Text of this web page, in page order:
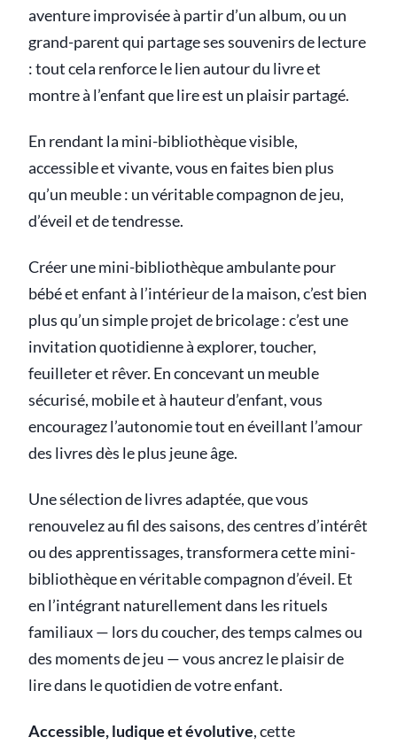
aventure improvisée à partir d’un album, ou un
grand-parent qui partage ses souvenirs de lecture
: tout cela renforce le lien autour du livre et
montre à l’enfant que lire est un plaisir partagé.
En rendant la mini-bibliothèque visible,
accessible et vivante, vous en faites bien plus
qu’un meuble : un véritable compagnon de jeu,
d’éveil et de tendresse.
Créer une mini-bibliothèque ambulante pour
bébé et enfant à l’intérieur de la maison, c’est bien
plus qu’un simple projet de bricolage : c’est une
invitation quotidienne à explorer, toucher,
feuilleter et rêver. En concevant un meuble
sécurisé, mobile et à hauteur d’enfant, vous
encouragez l’autonomie tout en éveillant l’amour
des livres dès le plus jeune âge.
Une sélection de livres adaptée, que vous
renouvelez au fil des saisons, des centres d’intérêt
ou des apprentissages, transformera cette mini-
bibliothèque en véritable compagnon d’éveil. Et
en l’intégrant naturellement dans les rituels
familiaux — lors du coucher, des temps calmes ou
des moments de jeu — vous ancrez le plaisir de
lire dans le quotidien de votre enfant.
Accessible, ludique et évolutive, cette